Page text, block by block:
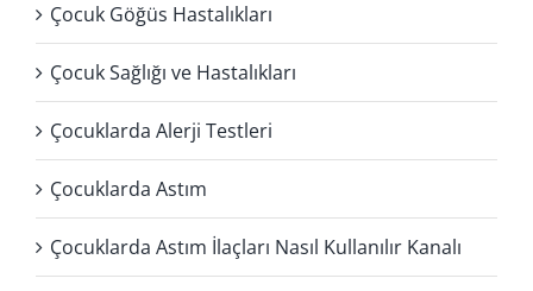
Çocuk Göğüs Hastalıkları
Çocuk Sağlığı ve Hastalıkları
Çocuklarda Alerji Testleri
Çocuklarda Astım
Çocuklarda Astım İlaçları Nasıl Kullanılır Kanalı